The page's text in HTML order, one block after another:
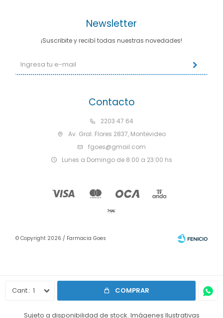
1 COMPRAR
Sujeto a disponibilidad de stock. Imágenes Ilustrativas
Contacto
2203 47 64
Av. Gral. Flores 2837, Montevideo
fgoes@gmail.com
Lunes a Domingo de 8:00 a 23:00 hs
Newsletter
¡Suscribite y recibí todas nuestras novedades!
© Copyright 2026 / Farmacia Goes